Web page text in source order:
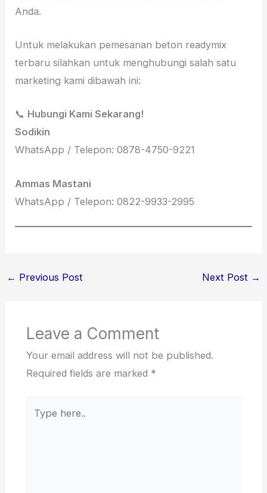
Anda.
Untuk melakukan pemesanan beton readymix
terbaru silahkan untuk menghubungi salah satu
marketing kami dibawah ini:
📞 Hubungi Kami Sekarang!
Sodikin
WhatsApp / Telepon: 0878-4750-9221
Ammas Mastani
WhatsApp / Telepon: 0822-9933-2995
← Previous Post Next Post →
Leave a Comment
Your email address will not be published.
Required fields are marked *